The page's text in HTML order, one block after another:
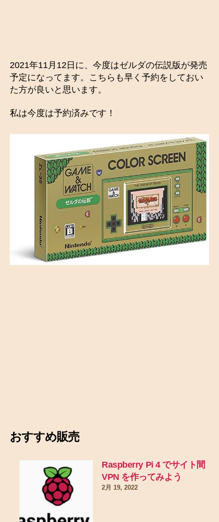
2021年11月12日に、今度はゼルダの伝説版が発売
予定になってます。こちらも早く予約をしておい
た方が良いと思います。
私は今度は予約済みです！
おすすめ販売
Raspberry Pi 4 でサイト間
VPN を作ってみよう
2月 19, 2022